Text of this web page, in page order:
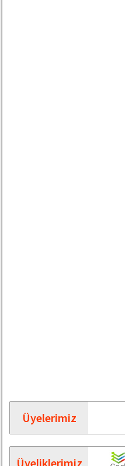
Üyelerimiz
Üyeliklerimiz